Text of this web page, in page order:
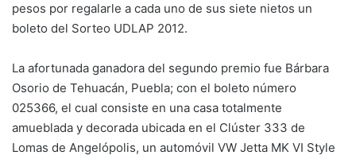
pesos por regalarle a cada uno de sus siete nietos un
boleto del Sorteo UDLAP 2012.
La afortunada ganadora del segundo premio fue Bárbara
Osorio de Tehuacán, Puebla; con el boleto número
025366, el cual consiste en una casa totalmente
amueblada y decorada ubicada en el Clúster 333 de
Lomas de Angelópolis, un automóvil VW Jetta MK VI Style